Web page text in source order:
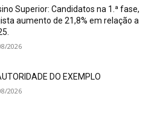
Superior: Candidatos na 1.ª fase,
aumento de 21,8% em relação a
2026
DO EXEMPLO
2026